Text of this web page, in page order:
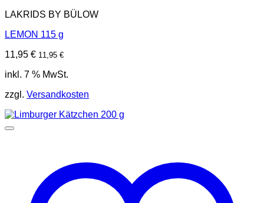
LAKRIDS BY BÜLOW
LEMON 115 g
11,95 € 11,95 €
inkl. 7 % MwSt.
zzgl. Versandkosten